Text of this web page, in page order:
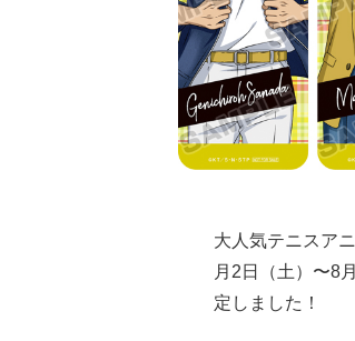
大人気テニスア
月2日（土）〜8
定しました！